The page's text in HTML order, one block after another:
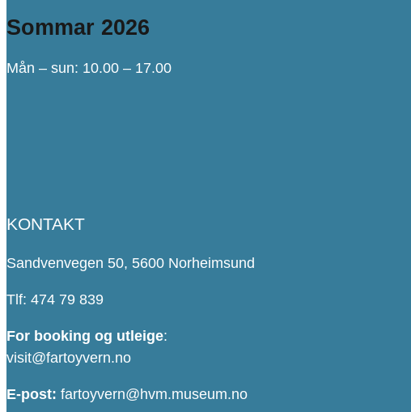
Sommar 2026
Mån – sun: 10.00 – 17.00
KONTAKT
Sandvenvegen 50, 5600 Norheimsund
Tlf: 474 79 839
For booking og utleige:
visit@fartoyvern.no
E-post: fartoyvern@hvm.museum.no